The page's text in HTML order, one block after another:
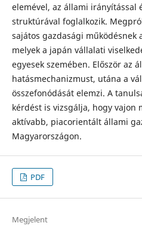
elemével, az állami irányítással
struktúrával foglalkozik.
sajátos gazdasági működésnek
melyek a japán vállalati
egyesek szemében. Először az
hatásmechanizmust, utána a
összefonódását elemzi. A
kérdést is vizsgálja, hogy vajon
aktívabb, piacorientált állami
Magyarországon.
PDF
Megjelent